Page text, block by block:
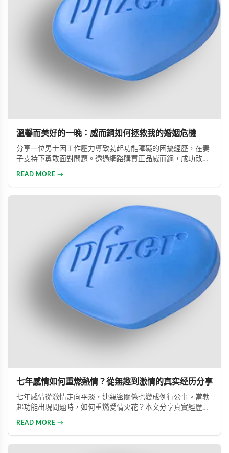
溫馨而美好的一晚：威而鋼如何拯救我的婚姻危機
分享一位男士因工作壓力導致勃起功能障礙的困擾經歷，在妻
子支持下勇敢面對問題。透過網路購買正品威而鋼，成功改善
READ MORE →
七年感情如何重燃熱情？從無趣到激情的真实经历分享
七年感情從激情走向平淡，連親密關係也變成例行公事。當勃
起功能出現問題時，如何重燃愛情火花？本文分享真實經歷，
READ MORE →